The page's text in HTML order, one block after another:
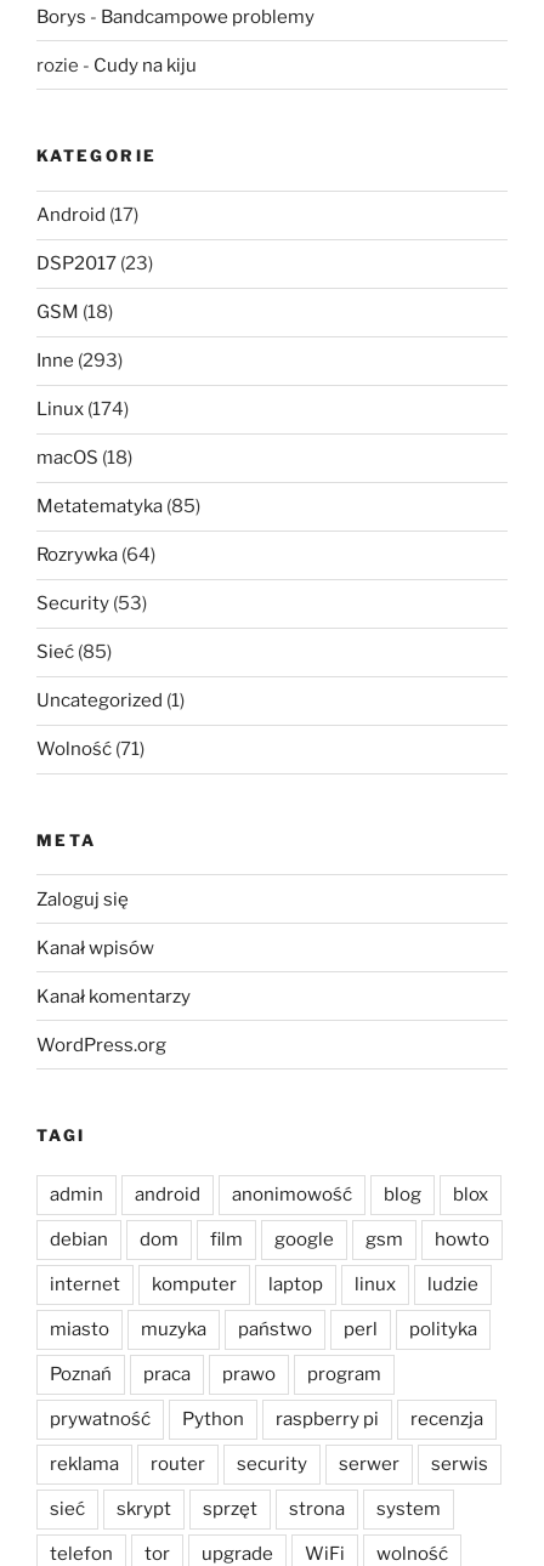
Borys - Bandcampowe problemy
rozie - Cudy na kiju
KATEGORIE
Android (17)
DSP2017 (23)
GSM (18)
Inne (293)
Linux (174)
macOS (18)
Metatematyka (85)
Rozrywka (64)
Security (53)
Sieć (85)
Uncategorized (1)
Wolność (71)
META
Zaloguj się
Kanał wpisów
Kanał komentarzy
WordPress.org
TAGI
admin android anonimowość blog blox
debian dom film google gsm howto
internet komputer laptop linux ludzie
miasto muzyka państwo perl polityka
Poznań praca prawo program
prywatność Python raspberry pi recenzja
reklama router security serwer serwis
sieć skrypt sprzęt strona system
telefon tor upgrade WiFi wolność